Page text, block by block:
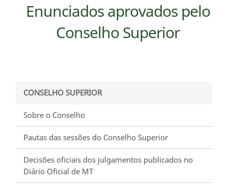
Enunciados aprovados pelo
Conselho Superior
CONSELHO SUPERIOR
Sobre o Conselho
Pautas das sessões do Conselho Superior
Decisões oficiais dos julgamentos publicados no
Diário Oficial de MT